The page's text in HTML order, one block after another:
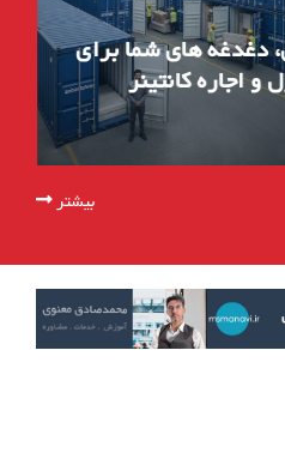
دغدغه های شما برای
اجاره کانتینر
بیشتر